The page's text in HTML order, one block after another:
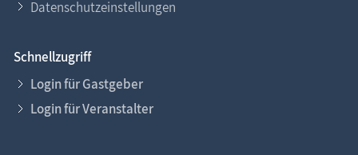
Datenschutzeinstellungen
Schnellzugriff
Login für Gastgeber
Login für Veranstalter